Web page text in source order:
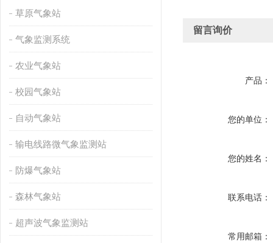
草原气象站
气象监测系统
农业气象站
校园气象站
自动气象站
输电线路微气象监测站
防爆气象站
森林气象站
超声波气象监测站
留言询价
产品：
您的单位：
您的姓名：
联系电话：
常用邮箱：